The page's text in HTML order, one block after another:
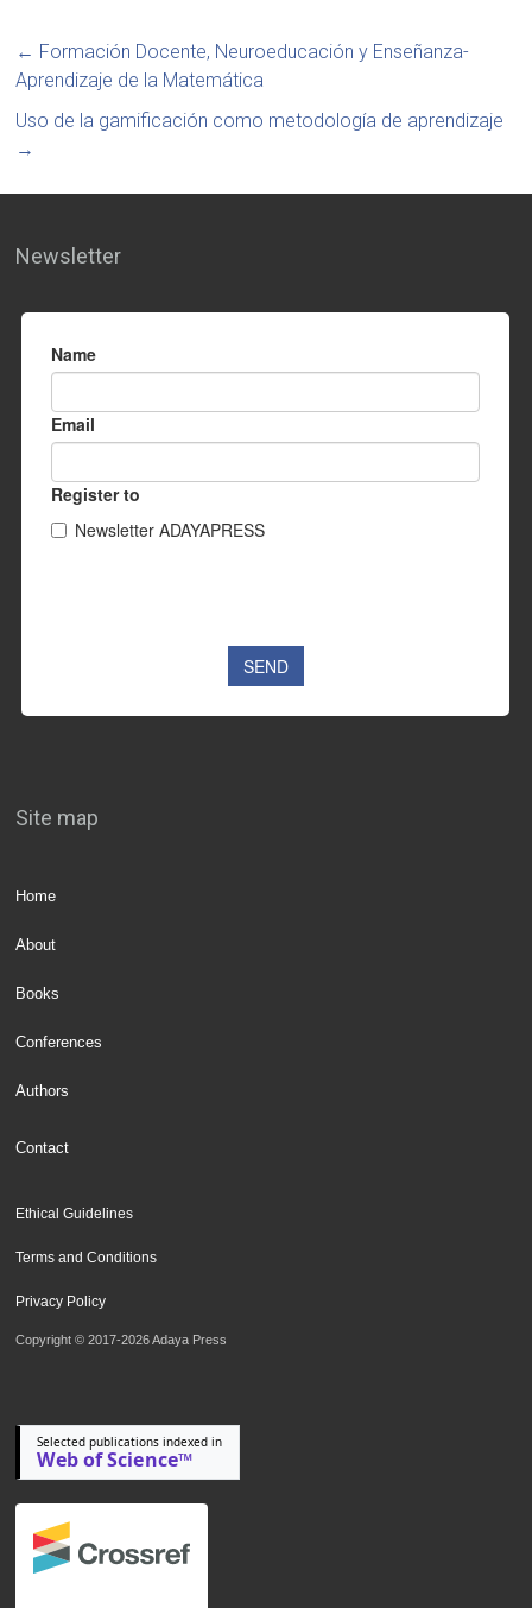
← Formación Docente, Neuroeducación y Enseñanza-
Aprendizaje de la Matemática
Uso de la gamificación como metodología de aprendizaje
→
Newsletter
Site map
Home
About
Books
Conferences
Authors
Contact
Ethical Guidelines
Terms and Conditions
Privacy Policy
Copyright © 2017-2026 Adaya Press
Selected publications indexed in
Web of Science™